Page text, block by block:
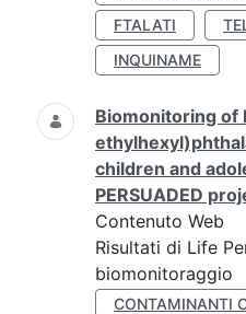
FTALATI
INQUINAME
Biomonitoring of
children and
PERSUADED
Contenuto Web
Risultati di Life
biomonitoraggio
CONTAMINANTI